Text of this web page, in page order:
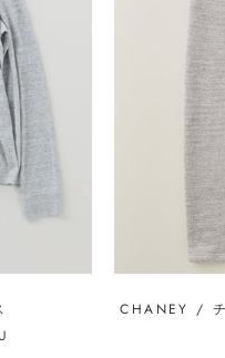
CHANEY /